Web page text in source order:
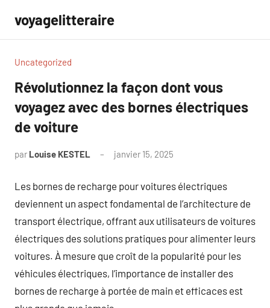
contenu
voyagelitteraire
Uncategorized
Révolutionnez la façon dont vous
voyagez avec des bornes électriques
de voiture
par Louise KESTEL janvier 15, 2025
Les bornes de recharge pour voitures électriques
deviennent un aspect fondamental de l’architecture de
transport électrique, offrant aux utilisateurs de voitures
électriques des solutions pratiques pour alimenter leurs
voitures. À mesure que croît de la popularité pour les
véhicules électriques, l’importance de installer des
bornes de recharge à portée de main et efficaces est